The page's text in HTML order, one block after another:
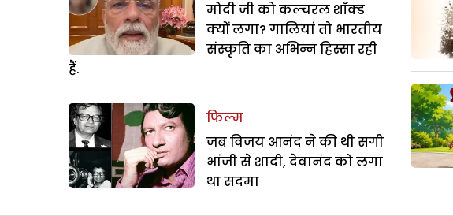
मोदी जी को कल्चरल शॉक्ड
क्यों लगा? गालियां तो भारतीय
संस्कृति का अभिन्न हिस्सा रही
हैं.
फिल्म
जब विजय आनंद ने की थी सगी
भांजी से शादी, देवानंद को लगा
था सदमा